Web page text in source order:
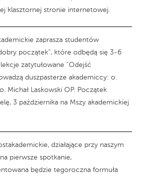
klasztornej stronie internetowej.
zaprasza studentów
początek”, które odbędą się 3-6
zatytułowane “Odejść
duszpasterze akademiccy: o.
Michał Laskowski OP. Początek
3 października na Mszy akademickiej
działające przy naszym
pierwsze spotkanie,
będzie tegoroczna formuła